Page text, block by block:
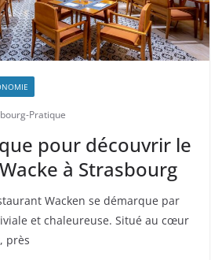
Pratique
pour découvrir le
à Strasbourg
Wacken se démarque par
et chaleureuse. Situé au cœur
près